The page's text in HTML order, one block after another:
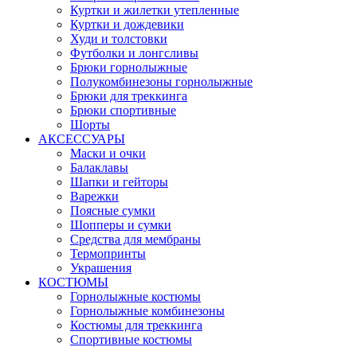
Куртки и жилетки утепленные
Куртки и дождевики
Худи и толстовки
Футболки и лонгсливы
Брюки горнолыжные
Полукомбинезоны горнолыжные
Брюки для треккинга
Брюки спортивные
Шорты
АКСЕССУАРЫ
Маски и очки
Балаклавы
Шапки и гейторы
Варежки
Поясные сумки
Шопперы и сумки
Средства для мембраны
Термопринты
Украшения
КОСТЮМЫ
Горнолыжные костюмы
Горнолыжные комбинезоны
Костюмы для треккинга
Спортивные костюмы